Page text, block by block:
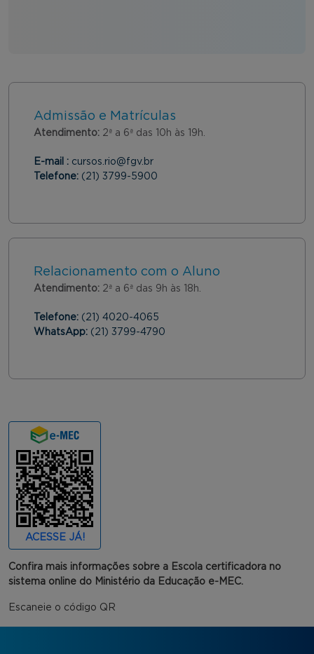
Admissão e Matrículas
Atendimento: 2ª a 6ª das 10h às 19h.
E-mail : cursos.rio@fgv.br
Telefone: (21) 3799-5900
Relacionamento com o Aluno
Atendimento: 2ª a 6ª das 9h às 18h.
Telefone: (21) 4020-4065
WhatsApp: (21) 3799-4790
ACESSE JÁ!
Confira mais informações sobre a Escola certificadora no
sistema online do Ministério da Educação e-MEC.
Escaneie o código QR